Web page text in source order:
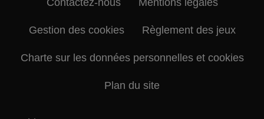
Gestion des cookies Règlement des jeux
Charte sur les données personnelles et cookies
Plan du site